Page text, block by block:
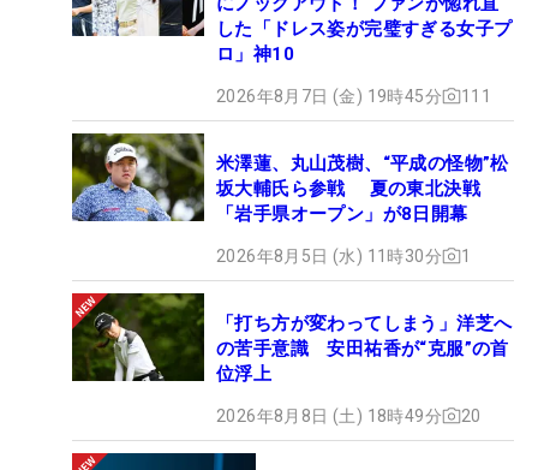
試行。最適解を求めて、入念な調整を続けている。
通算31勝の実力者もメジャーという“大舞台”へ向け
た準備に余念はない。初日にどのスタイルを選択す
るのかも注目される。
そんな片山にとって、今季を戦えていること自体が
大きな喜びでもある。実は、昨年6月に腰痛を発症
し、椎間板に細菌が感染する化膿性椎間板炎と診断
された。治療のため約2カ月間入院し、コースに復
帰できたのは10月。11月の国内シニアツアー最終戦
「いわさき白露シニア」に出場したが、最終日スタ
ート前に椎間板に痛みが発症し棄権した。
そして今年4月の開幕戦「ユニテックスシニアオー
した「ドレス姿が完璧すぎる女子プ
ロ」神10
2026年8月7日 (金) 19時45分 111
米澤蓮、丸山茂樹、“平成の怪物”松
坂大輔氏ら参戦 夏の東北決戦
「岩手県オープン」が8日開幕
2026年8月5日 (水) 11時30分 1
「打ち方が変わってしまう」洋芝へ
の苦手意識 安田祐香が“克服”の首
位浮上
2026年8月8日 (土) 18時49分 20